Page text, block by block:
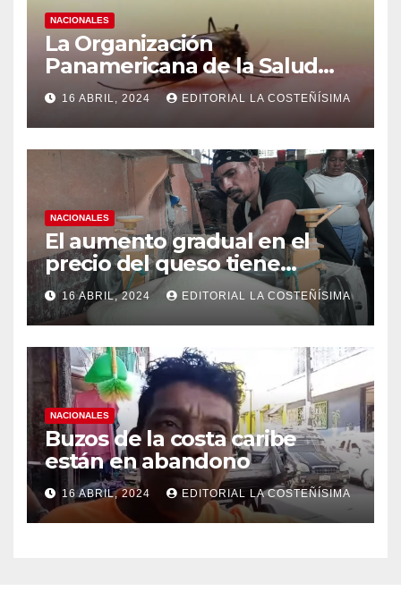
NACIONALES
La Organización
Panamericana de la Salud
(OPS), recomienda reforzar
medidas ante el aumento de
casos de dengue
16 ABRIL, 2024 EDITORIAL LA COSTEÑÍSIMA
NACIONALES
El aumento gradual en el
precio del queso tiene
efectos a las Panaderias
16 ABRIL, 2024 EDITORIAL LA COSTEÑÍSIMA
NACIONALES
Buzos de la costa caribe
están en abandono
16 ABRIL, 2024 EDITORIAL LA COSTEÑÍSIMA